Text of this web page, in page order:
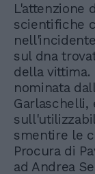
L'attenzione
scientifiche
sul dna
della vittima.
nominata
Garlaschelli,
smentire le
Procura di
ad Andrea